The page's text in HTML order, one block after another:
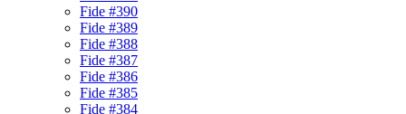
Fide #390
Fide #389
Fide #388
Fide #387
Fide #386
Fide #385
Fide #384